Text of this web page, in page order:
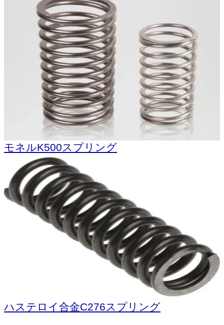
モネルK500スプリング
ハステロイ合金C276スプリング